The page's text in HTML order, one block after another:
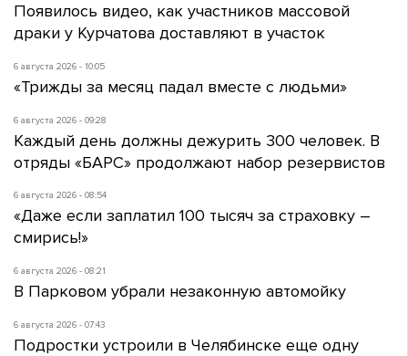
Появилось видео, как участников массовой
драки у Курчатова доставляют в участок
6 августа 2026 - 10:05
«Трижды за месяц падал вместе с людьми»
6 августа 2026 - 09:28
Каждый день должны дежурить 300 человек. В
отряды «БАРС» продолжают набор резервистов
6 августа 2026 - 08:54
«Даже если заплатил 100 тысяч за страховку –
смирись!»
6 августа 2026 - 08:21
В Парковом убрали незаконную автомойку
6 августа 2026 - 07:43
Подростки устроили в Челябинске еще одну